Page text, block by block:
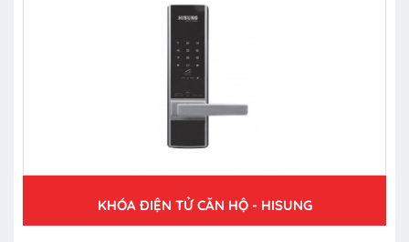
KHÓA ĐIỆN TỬ CĂN HỘ - HISUNG